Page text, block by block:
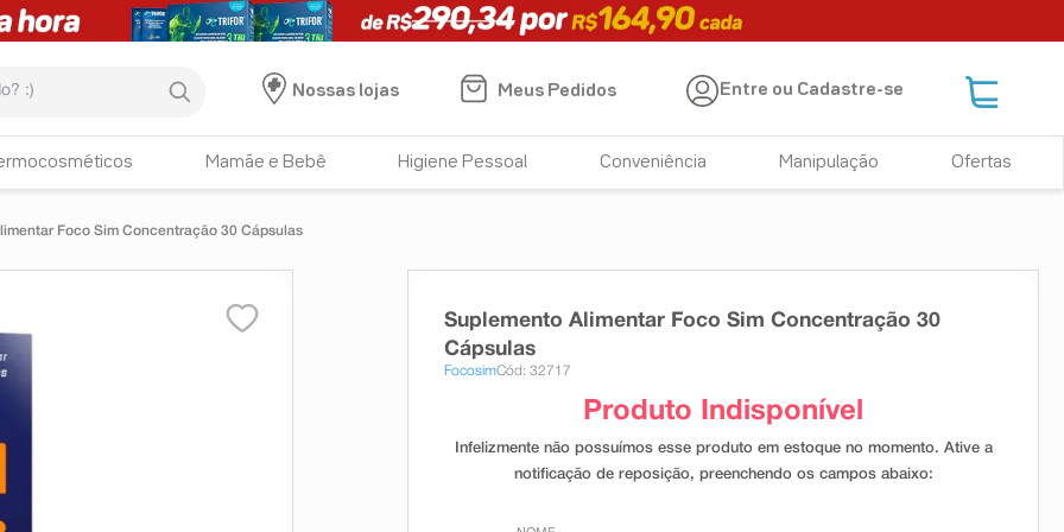
Nossas lojas
Meus Pedidos Entre ou Cadastre-se
Mamãe e Bebê Higiene Pessoal Conveniência Manipulação Ofertas
Foco Sim Concentração 30 Cápsulas
Suplemento Alimentar Foco Sim Concentração 30
Cápsulas
FocosimCód: 32717